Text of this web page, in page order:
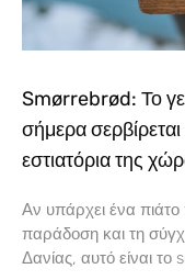
Smørrebrød: Το
σήμερα
εστιατόρια της
Αν υπάρχει ένα πιάτο
παράδοση και τη
Δανίας, αυτό είναι